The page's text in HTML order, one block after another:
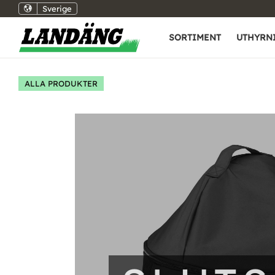
Sverige
SORTIMENT
ALLA PRODUKTER